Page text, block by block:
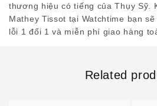
thương hiệu có tiếng của Thụy Sỹ.
Mathey Tissot tại Watchtime bạn
lỗi 1 đổi 1 và miễn phí giao hàng
Related